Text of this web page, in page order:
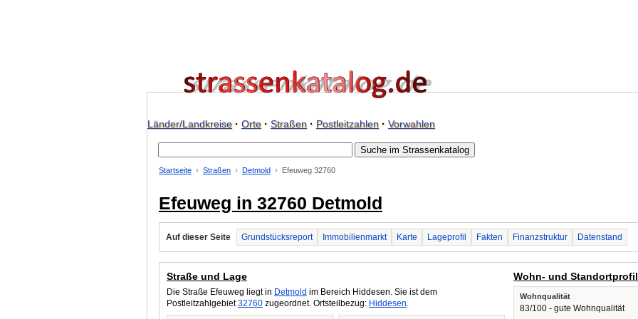
Länder/Landkreise· Orte· Straßen· Postleitzahlen· Vorwahlen
Startseite Straßen Detmold Efeuweg 32760
Efeuweg in 32760 Detmold
Auf dieser Seite Grundstücksreport Immobilienmarkt Karte Lageprofil Fakten Finanzstruktur Datenstand
Straße und Lage
Die Straße Efeuweg liegt in Detmold im Bereich Hiddesen. Sie ist dem
Postleitzahlgebiet32760 zugeordnet. Ortsteilbezug: Hiddesen.
Wohn- und Standortprofil
Wohnqualität
83/100 - gute Wohnqualität